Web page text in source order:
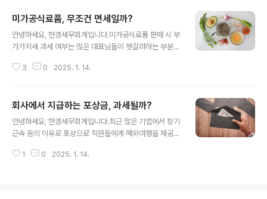
미가공식료품, 무조건 면세일까?
안녕하세요, 한경세무회계입니다.미가공식료품 판매 시 부
가가치세 과세 여부는 많은 대표님들이 헷갈려하는 부분입
추후 문제가 될 수 있기에 꼼꼼한 확인이 필요합니다.오늘
품이란 식용의 농·축·수·임산물과 소금으로서 전혀 가공되
지 않거나, 탈곡, 정미 등의 본래의 성질이 변하지 아니하는
정도의 1차 가공을 거친 식료품을 말합니다. 미가공식료품
면제됩니다. 💡소금은 식용에 사용하는 천일염, 제재소금
3 0 2025. 1. 14.
회사에서 지급하는 포상금, 과세될까?
안녕하세요, 한경세무회계입니다.최근 많은 기업에서 장기
근속 등의 이유로 포상으로 직원들에게 해외여행을 제공하
가 될까요?오늘은 이런 경우 어떤 소득에 해당되는지 그리
1 0 2025. 1. 14.